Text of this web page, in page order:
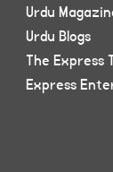
Urdu
Urdu Blogs
The Express
Express